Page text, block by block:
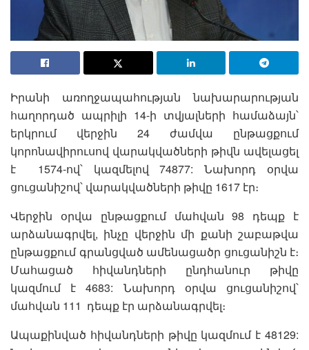
Իրանի առողջապահության նախարարության
հաղորդած ապրիլի 14-ի տվյալների համաձայն՝
երկրում վերջին 24 ժամվա ընթացքում
կորոնավիրուսով վարակվածների թիվն ավելացել
է 1574-ով՝ կազմելով 74877: Նախորդ օրվա
ցուցանիշով՝ վարակվածների թիվը 1617 էր։
Վերջին օրվա ընթացքում մահվան 98 դեպք է
արձանագրվել, ինչը վերջին մի քանի շաբաթվա
ընթացքում գրանցված ամենացածր ցուցանիշն է։
Մահացած հիվանդների ընդհանուր թիվը
կազմում է 4683: Նախորդ օրվա ցուցանիշով՝
մահվան 111 դեպք էր արձանագրվել։
Ապաքինված հիվանդների թիվը կազմում է 48129: